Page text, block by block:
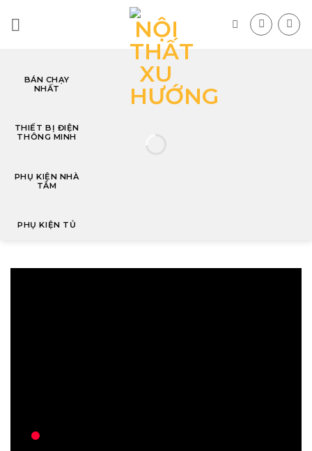
BÁN CHẠY
NHẤT
THIẾT BỊ ĐIỆN
THÔNG MINH
PHỤ KIỆN NHÀ
TẮM
PHỤ KIỆN TỦ